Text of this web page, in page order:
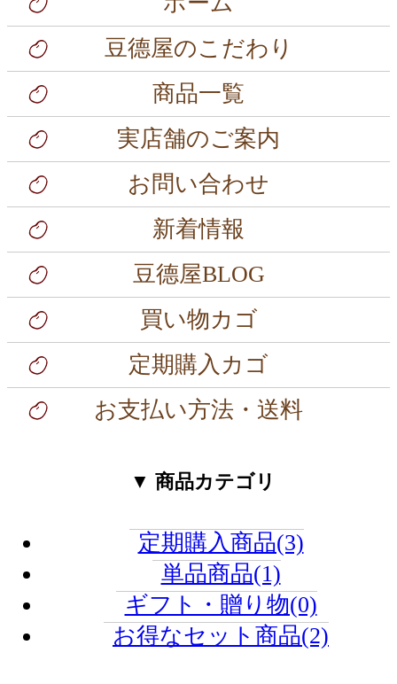
豆德屋のこだわり
商品一覧
実店舗のご案内
お問い合わせ
新着情報
豆德屋BLOG
買い物カゴ
定期購入カゴ
お支払い方法・送料
▼ 商品カテゴリ
定期購入商品(3)
単品商品(1)
ギフト・贈り物(0)
お得なセット商品(2)